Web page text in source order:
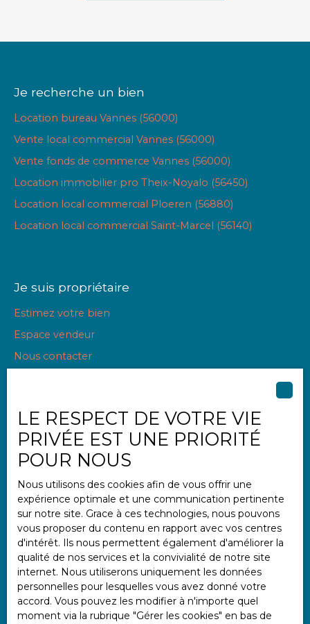
Je recherche un bien
Location bureau Vannes (56000)
Vente local commercial Vannes (56000)
Vente fonds de commerce Vannes (56000)
Location immobilier pro Theix-Noyalo (56450)
Location local commercial Ploeren (56880)
Location local commercial Saint-Marcel (56140)
Je suis propriétaire
Estimez votre bien
Espace vendeur
Nous contacter
Informations
Nos honoraires
Mentions légales
Politique de confidentialité
Plan du site
Gérer les cookies
Propulsé par
LE RESPECT DE VOTRE VIE
PRIVÉE EST UNE PRIORITÉ
POUR NOUS
Nous utilisons des cookies afin de vous offrir une
expérience optimale et une communication pertinente
sur notre site. Grace à ces technologies, nous pouvons
vous proposer du contenu en rapport avec vos centres
d'intérêt. Ils nous permettent également d'améliorer la
qualité de nos services et la convivialité de notre site
internet. Nous utiliserons uniquement les données
personnelles pour lesquelles vous avez donné votre
accord. Vous pouvez les modifier à n'importe quel
moment via la rubrique ″Gérer les cookies″ en bas de